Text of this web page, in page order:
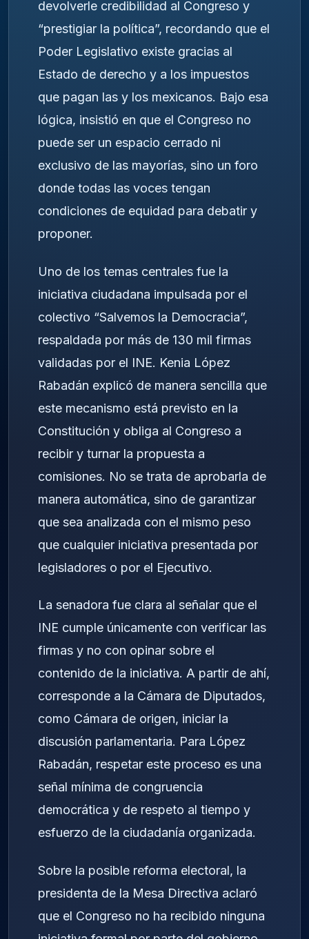
devolverle credibilidad al Congreso y
“prestigiar la política”, recordando que el
Poder Legislativo existe gracias al
Estado de derecho y a los impuestos
que pagan las y los mexicanos. Bajo esa
lógica, insistió en que el Congreso no
puede ser un espacio cerrado ni
exclusivo de las mayorías, sino un foro
donde todas las voces tengan
condiciones de equidad para debatir y
proponer.
Uno de los temas centrales fue la
iniciativa ciudadana impulsada por el
colectivo “Salvemos la Democracia”,
respaldada por más de 130 mil firmas
validadas por el INE. Kenia López
Rabadán explicó de manera sencilla que
este mecanismo está previsto en la
Constitución y obliga al Congreso a
recibir y turnar la propuesta a
comisiones. No se trata de aprobarla de
manera automática, sino de garantizar
que sea analizada con el mismo peso
que cualquier iniciativa presentada por
legisladores o por el Ejecutivo.
La senadora fue clara al señalar que el
INE cumple únicamente con verificar las
firmas y no con opinar sobre el
contenido de la iniciativa. A partir de ahí,
corresponde a la Cámara de Diputados,
como Cámara de origen, iniciar la
discusión parlamentaria. Para López
Rabadán, respetar este proceso es una
señal mínima de congruencia
democrática y de respeto al tiempo y
esfuerzo de la ciudadanía organizada.
Sobre la posible reforma electoral, la
presidenta de la Mesa Directiva aclaró
que el Congreso no ha recibido ninguna